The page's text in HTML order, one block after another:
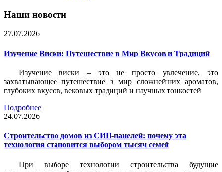
Наши новости
27.07.2026
Изучение Виски: Путешествие в Мир Вкусов и Традиций
Изучение виски – это не просто увлечение, это
захватывающее путешествие в мир сложнейших ароматов,
глубоких вкусов, вековых традиций и научных тонкостей
Подробнее
24.07.2026
Строительство домов из СИП-панелей: почему эта
технология становится выбором тысяч семей
При выборе технологии строительства будущие